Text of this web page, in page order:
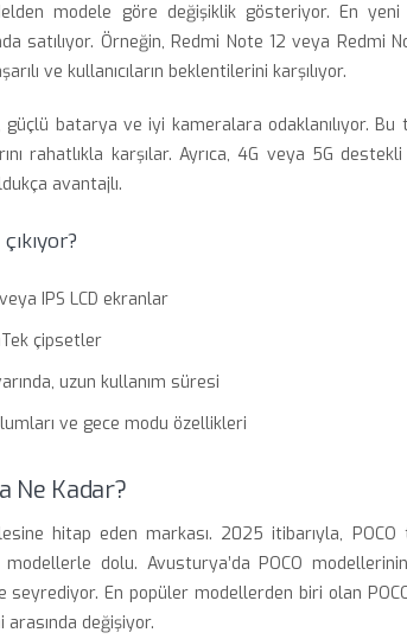
modele göre değişiklik gösteriyor. En yeni
satılıyor. Örneğin, Redmi Note 12 veya Redmi
ve kullanıcıların beklentilerini karşılıyor.
batarya ve iyi kameralara odaklanılıyor. Bu
rahatlıkla karşılar. Ayrıca, 4G veya 5G
avantajlı.
IPS LCD ekranlar
çipsetler
uzun kullanım süresi
ve gece modu özellikleri
Ne Kadar?
hitap eden markası. 2025 itibarıyla,
dolu. Avusturya’da POCO
En popüler modellerden biri olan
değişiyor.